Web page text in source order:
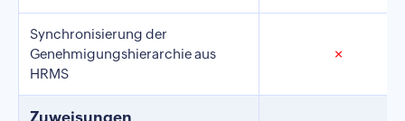
Synchronisierung der
Genehmigungshierarchie aus
HRMS
✗
Zuweisungen